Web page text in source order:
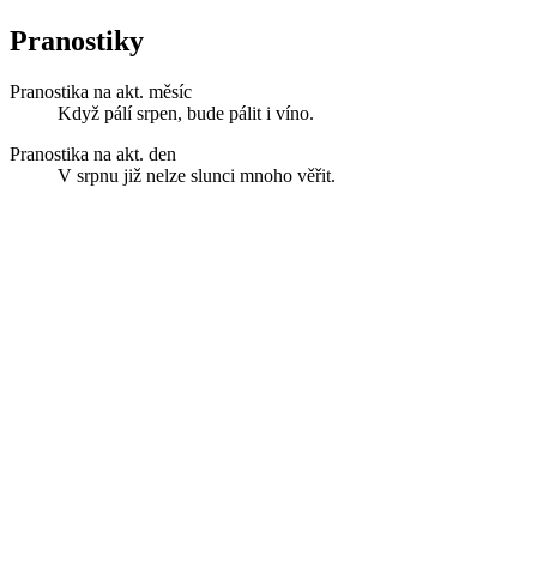
Pranostiky
Pranostika na akt. měsíc
Když pálí srpen, bude pálit i víno.
Pranostika na akt. den
V srpnu již nelze slunci mnoho věřit.